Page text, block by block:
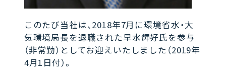
このたび当社は、2018年7月に環境省水・大
気環境局長を退職された早水輝好氏を参与
（非常勤）としてお迎えいたしました（2019年
4月1日付）。